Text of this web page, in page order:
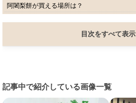
阿闍梨餅が買える場所は？
目次をすべて表示
記事中で紹介している画像一覧